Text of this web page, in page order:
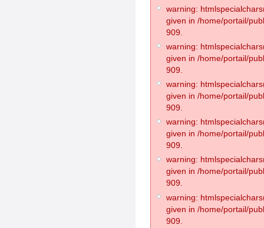
warning:
given in /home/portail/
909.
warning:
given in /home/portail/
909.
warning:
given in /home/portail/
909.
warning:
given in /home/portail/
909.
warning:
given in /home/portail/
909.
warning:
given in /home/portail/
909.